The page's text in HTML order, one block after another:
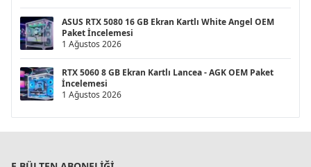
ASUS RTX 5080 16 GB Ekran Kartlı White Angel OEM
Paket İncelemesi
1 Ağustos 2026
RTX 5060 8 GB Ekran Kartlı Lancea - AGK OEM Paket
İncelemesi
1 Ağustos 2026